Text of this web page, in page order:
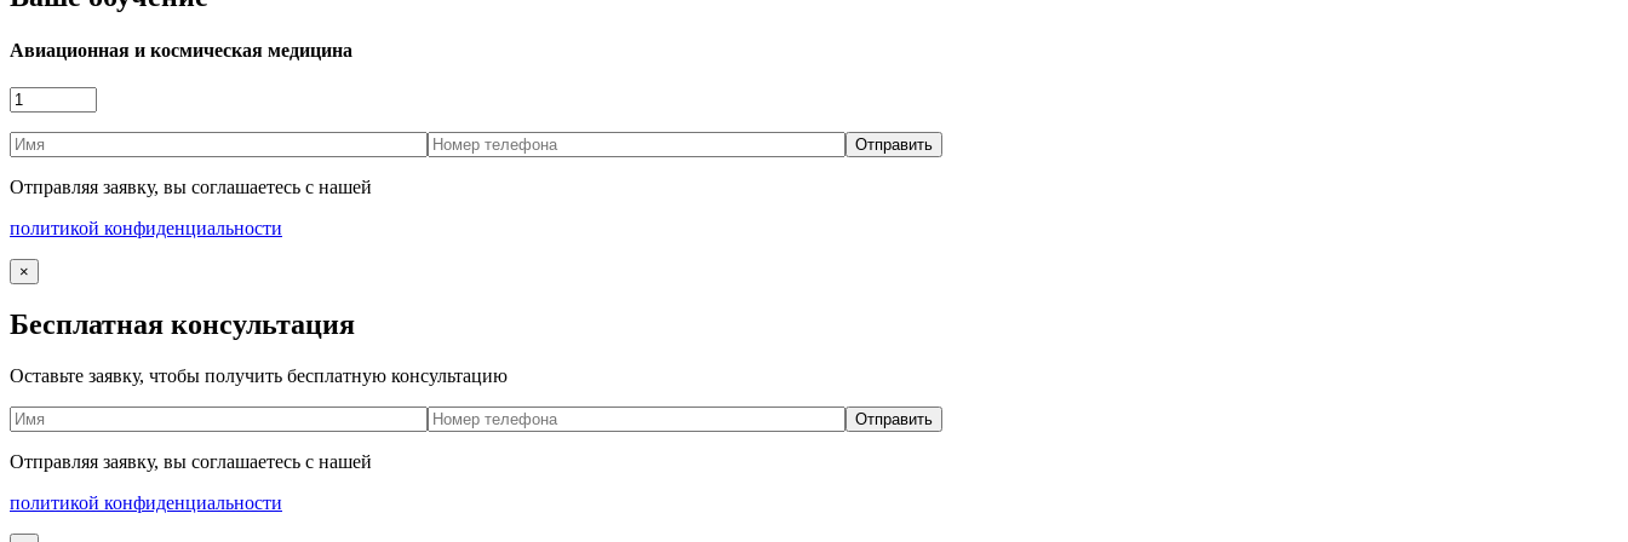
Авиационная и космическая медицина
Отправляя заявку, вы соглашаетесь с нашей
политикой конфиденциальности
×
Бесплатная консультация
Оставьте заявку, чтобы получить бесплатную консультацию
Отправляя заявку, вы соглашаетесь с нашей
политикой конфиденциальности